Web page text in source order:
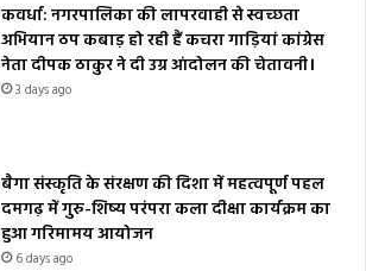
कवर्धा: नगरपालिका की लापरवाही से स्वच्छता
अभियान ठप कबाड़ हो रही हैं कचरा गाड़ियां कांग्रेस
नेता दीपक ठाकुर ने दी उग्र आंदोलन की चेतावनी।
3 days ago
बैगा संस्कृति के संरक्षण की दिशा में महत्वपूर्ण पहल
दमगढ़ में गुरु-शिष्य परंपरा कला दीक्षा कार्यक्रम का
हुआ गरिमामय आयोजन
6 days ago